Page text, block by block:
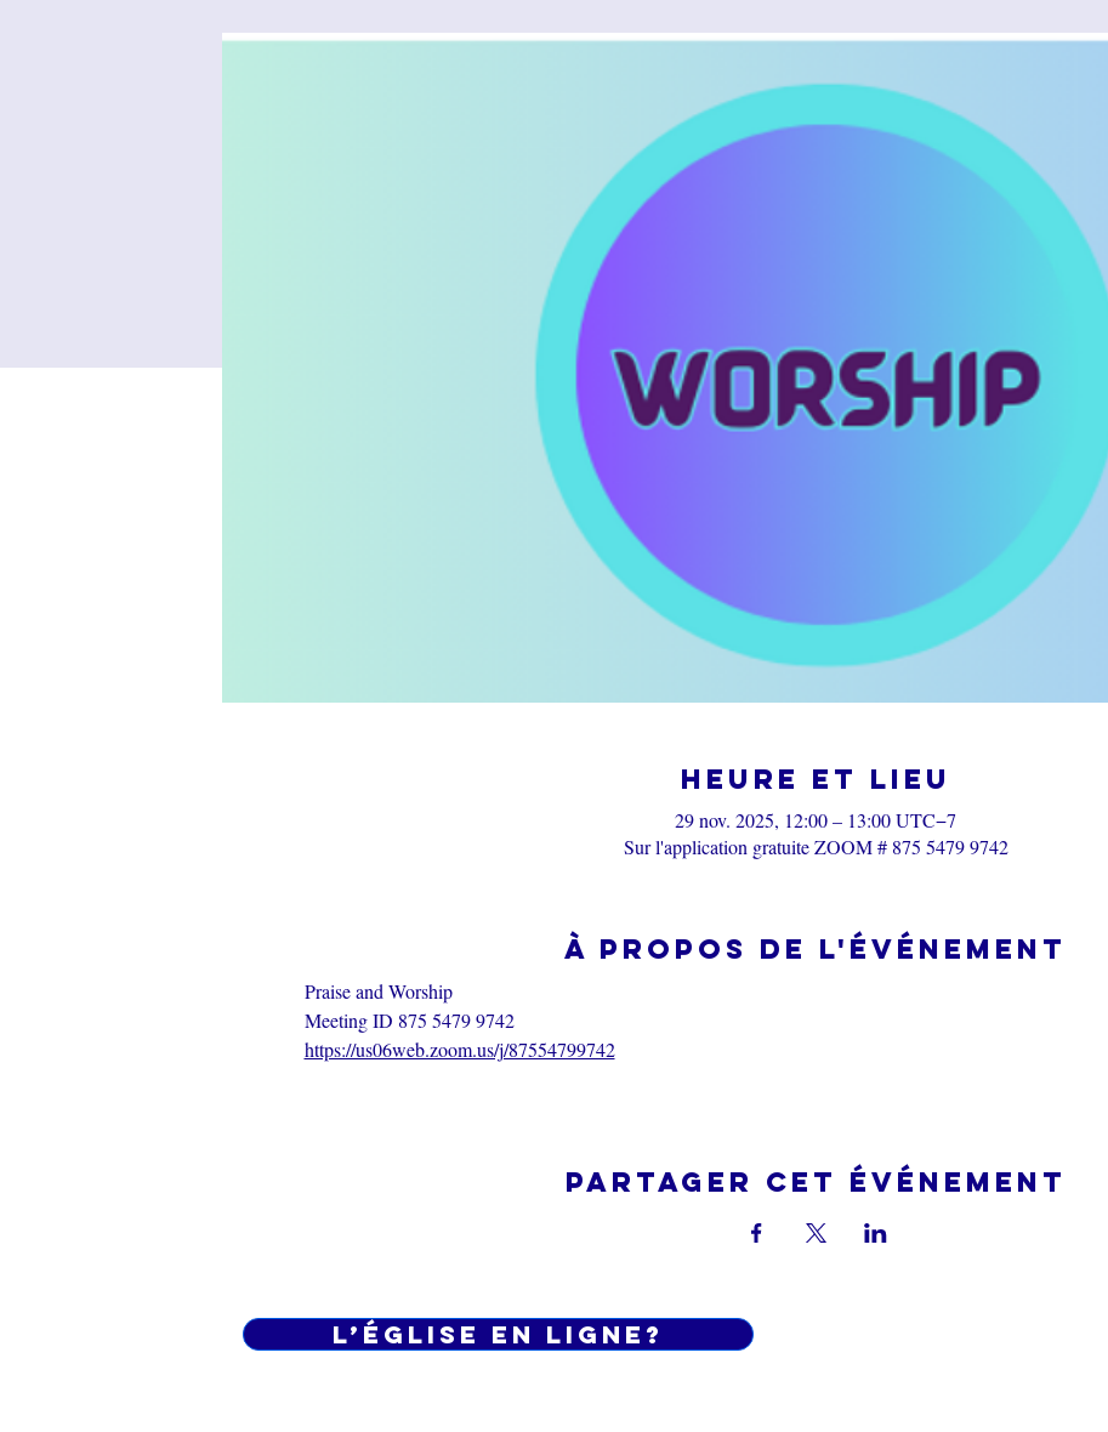
Heure et lieu
29 nov. 2025, 12:00 – 13:00 UTC−7
Sur l'application gratuite ZOOM # 875 5479 9742
À propos de l'événement
Praise and Worship
Meeting ID 875 5479 9742
https://us06web.zoom.us/j/87554799742
Partager cet événement
L’ÉGLISE EN LIGNE?